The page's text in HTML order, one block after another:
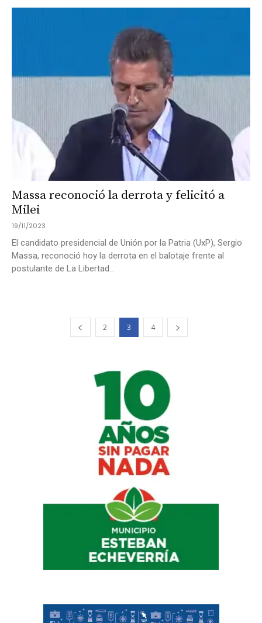
Massa reconoció la derrota y felicitó a
Milei
19/11/2023
El candidato presidencial de Unión por la Patria (UxP), Sergio
Massa, reconoció hoy la derrota en el balotaje frente al
postulante de La Libertad...
2 3 4